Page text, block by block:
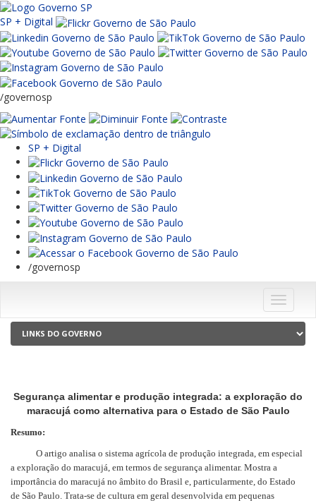
SP + Digital
/governosp
SP + Digital
/governosp
Menu
Segurança alimentar e produção integrada: a exploração do
maracujá como alternativa para o Estado de São Paulo
Resumo:
O artigo analisa o sistema agrícola de produção integrada, em especial
a exploração do maracujá, em termos de segurança alimentar. Mostra a
importância do maracujá no âmbito do Brasil e, particularmente, do Estado
de São Paulo. Trata-se de cultura em geral desenvolvida em pequenas